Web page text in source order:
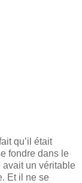
qu’il était
fondre dans le
un véritable
Et il ne se